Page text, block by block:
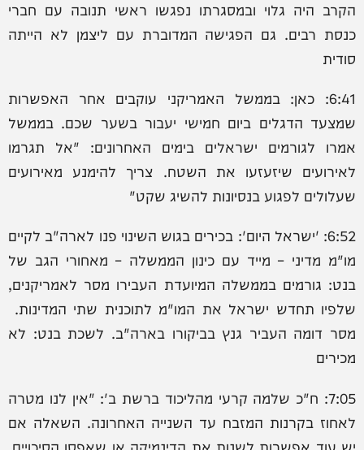
הקרב היה גלוי ובמסגרתו נפגשו ראשי תנובה עם חברי
כנסת רבים. גם הפגישה המדוברת עם ליצמן לא הייתה
סודית
6:41: כאן: בממשל האמריקני עוקבים אחר האפשרות
שמצעד הדגלים ביום חמישי יעבור בשער שכם. בממשל
אמרו לגורמים ישראלים בימים האחרונים: "אל תגרמו
לאירועים שיזעזעו את השטח. צריך להימנע מאירועים
שעלולים לפגוע בנסיונות להשיג שקט"
6:52: 'ישראל היום': בכירים בגוש השינוי פנו לארה"ב לקיים
מו"מ מדיני – מייד עם כינון הממשלה – מאחורי הגב של
בנט: גורמים בממשלה המיועדת העבירו מסר לאמריקנים,
שלפיו תחדש ישראל את המו"מ לתוכנית שתי המדינות.
מסר דומה העביר גנץ בביקורו בארה"ב. לשכת בנט: לא
מכירים
7:05: ‏ח"כ שלמה קרעי מהליכוד ברשת ב': "אין לנו מטרה
לאחוז בקרנות המזבח עד השנייה האחרונה. השאלה אם